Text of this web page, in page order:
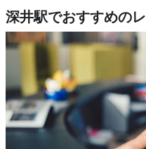
店舗詳細 店舗詳細ペー
この店舗で
深井駅でおすすめの